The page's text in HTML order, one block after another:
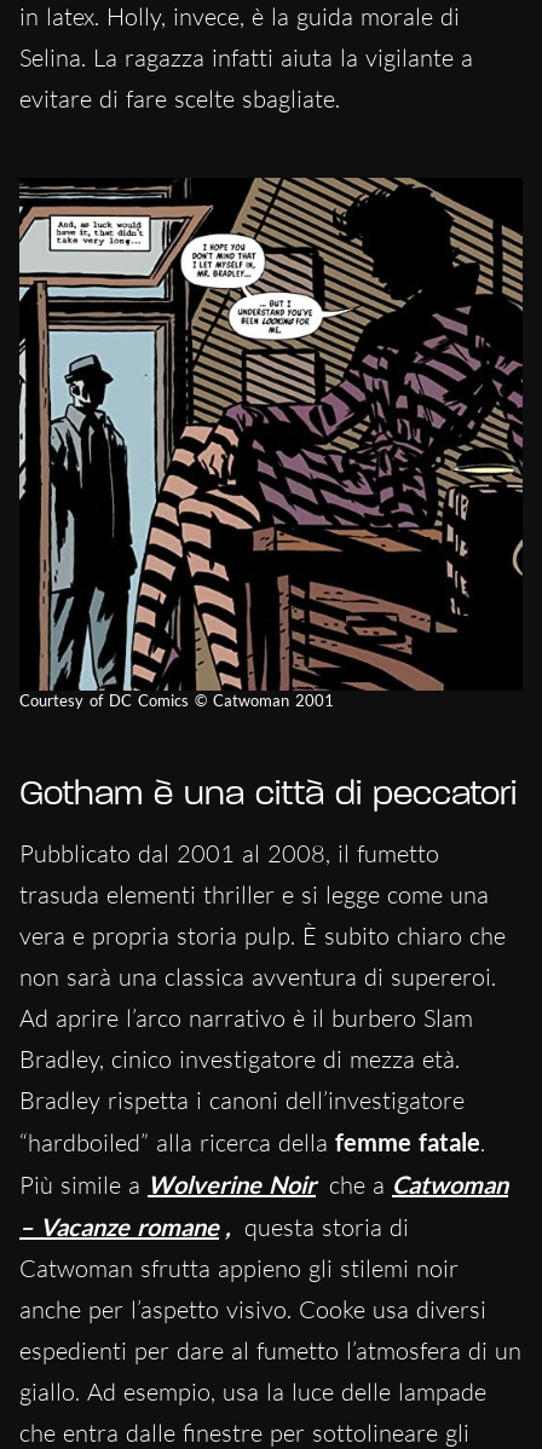
in latex. Holly, invece, è la guida morale di
Selina. La ragazza infatti aiuta la vigilante a
evitare di fare scelte sbagliate.
Courtesy of DC Comics © Catwoman 2001
Gotham è una città di peccatori
Pubblicato dal 2001 al 2008, il fumetto
trasuda elementi thriller e si legge come una
vera e propria storia pulp. È subito chiaro che
non sarà una classica avventura di supereroi.
Ad aprire l’arco narrativo è il burbero Slam
Bradley, cinico investigatore di mezza età.
Bradley rispetta i canoni dell’investigatore
“hardboiled” alla ricerca della femme fatale.
Più simile a Wolverine Noir che a Catwoman
– Vacanze romane , questa storia di
Catwoman sfrutta appieno gli stilemi noir
anche per l’aspetto visivo. Cooke usa diversi
espedienti per dare al fumetto l’atmosfera di un
giallo. Ad esempio, usa la luce delle lampade
che entra dalle finestre per sottolineare gli